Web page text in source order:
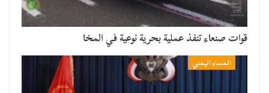
قوات صنعاء تنفذ عملية بحرية نوعية في المخا
المساء اليمني